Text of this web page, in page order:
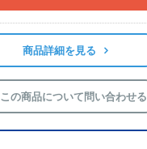
商品詳細を見る
この商品について問い合わせる